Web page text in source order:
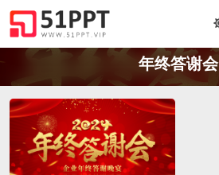
年终答谢会